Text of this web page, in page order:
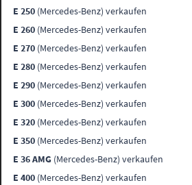
E 250 (Mercedes-Benz) verkaufen
E 260 (Mercedes-Benz) verkaufen
E 270 (Mercedes-Benz) verkaufen
E 280 (Mercedes-Benz) verkaufen
E 290 (Mercedes-Benz) verkaufen
E 300 (Mercedes-Benz) verkaufen
E 320 (Mercedes-Benz) verkaufen
E 350 (Mercedes-Benz) verkaufen
E 36 AMG (Mercedes-Benz) verkaufen
E 400 (Mercedes-Benz) verkaufen